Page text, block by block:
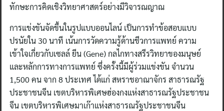
ทักษะการคิดเชิงวิทยาศาสตร์อย่างมีวิจารณญาณ
การแข่งขันจัดขึ้นในรูปแบบออนไลน์ เป็นการทำข้อสอบแบบ
ปรนัยใน 30 นาที เน้นการวัดความรู้ด้านชีวการแพทย์ ความ
เข้าใจเกี่ยวกับเซลล์ ยีน (Gene) กลไกทางสรีรวิทยาของมนุษย์
และหลักการทางการแพทย์ ซึ่งครั้งนี้มีผู้ร่วมแข่งขัน จำนวน
1,500 คน จาก 8 ประเทศ ได้แก่ สหราชอาณาจักร สาธารณรัฐ
ประชาชนจีน เขตบริหารพิเศษฮ่องกงแห่งสาธารณรัฐประชาชน
จีน เขตบริหารพิเศษมาเก๊าแห่งสาธารณรัฐประชาชนจีน